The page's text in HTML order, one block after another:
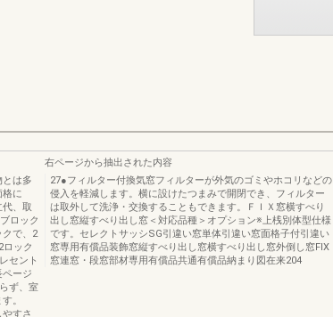
は多
格に
、取
ロック
クで、2
ロック
セント
ージ
ず、室
。
すさ
右ページから抽出された内容
27●フィルター付換気窓フィルターが外気のゴミやホコリなどの
侵入を軽減します。横に設けたつまみで開閉でき、フィルター
は取外して洗浄・交換することもできます。ＦＩＸ窓横すべり
出し窓縦すべり出し窓＜対応品種＞オプション※上桟別体型仕様
です。セレクトサッシSG引違い窓単体引違い窓面格子付引違い
窓専用有償品装飾窓縦すべり出し窓横すべり出し窓外倒し窓FIX
窓連窓・段窓部材専用有償品共通有償品納まり図在来204